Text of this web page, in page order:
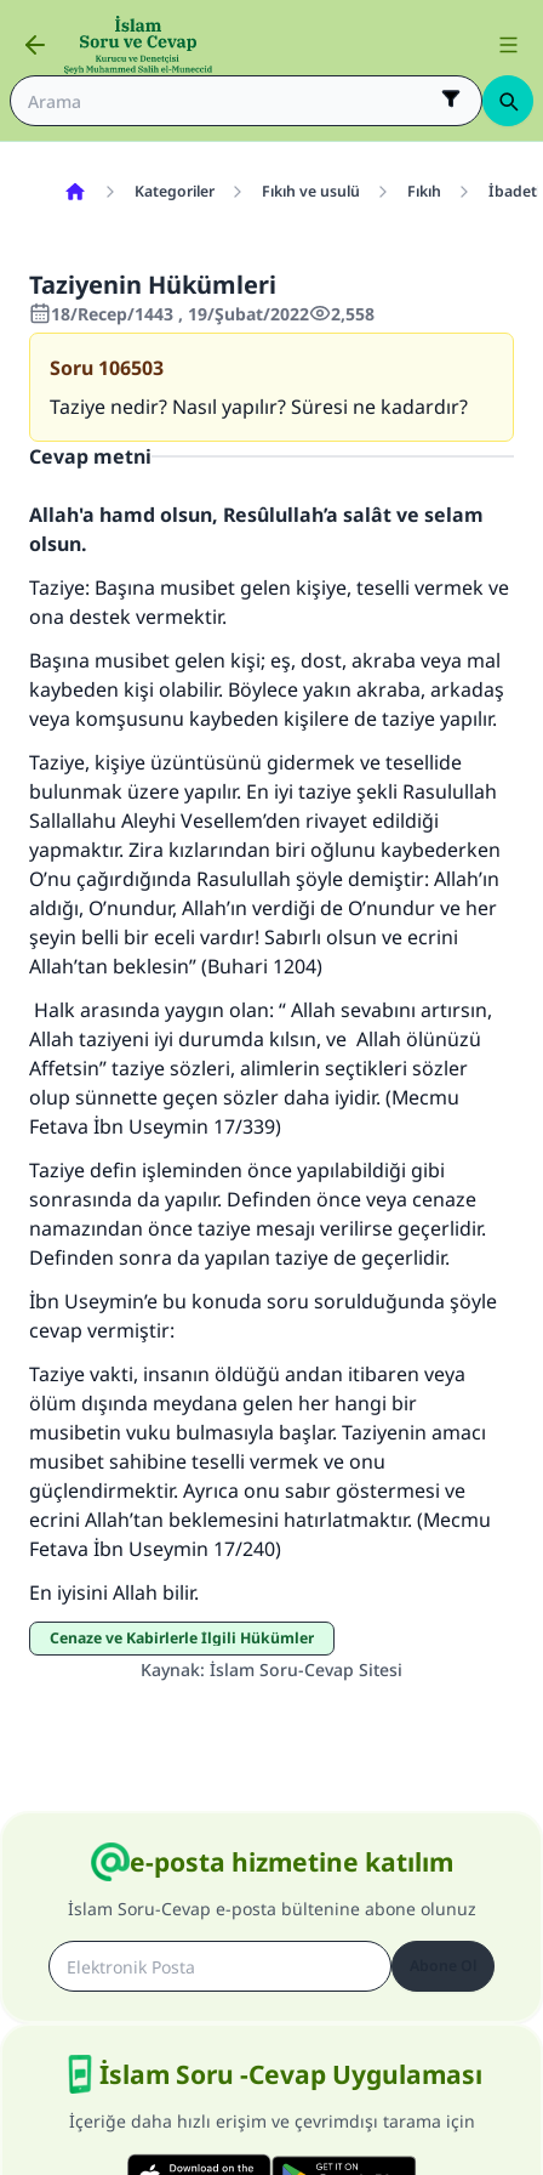
Kategoriler Fıkıh ve usulü Fıkıh
Taziyenin Hükümleri
18/Recep/1443 , 19/Şubat/2022 2,558
Soru 106503
Taziye nedir? Nasıl yapılır? Süresi ne kadardır?
Cevap metni
Allah'a hamd olsun, Resûlullah’a salât ve selam
olsun.
Taziye: Başına musibet gelen kişiye, teselli vermek ve
ona destek vermektir.
Başına musibet gelen kişi; eş, dost, akraba veya mal
kaybeden kişi olabilir. Böylece yakın akraba, arkadaş
veya komşusunu kaybeden kişilere de taziye yapılır.
Taziye, kişiye üzüntüsünü gidermek ve tesellide
bulunmak üzere yapılır. En iyi taziye şekli Rasulullah
Sallallahu Aleyhi Vesellem’den rivayet edildiği
yapmaktır. Zira kızlarından biri oğlunu kaybederken
O’nu çağırdığında Rasulullah şöyle demiştir: Allah’ın
aldığı, O’nundur, Allah’ın verdiği de O’nundur ve her
şeyin belli bir eceli vardır! Sabırlı olsun ve ecrini
Allah’tan beklesin”(Buhari 1204)
Halk arasında yaygın olan: “ Allah sevabını artırsın,
Allah taziyeni iyi durumda kılsın, ve Allah ölünüzü
Affetsin” taziye sözleri, alimlerin seçtikleri sözler
olup sünnette geçen sözler daha iyidir. (Mecmu
Fetava İbn Useymin 17/339)
Taziye defin işleminden önce yapılabildiği gibi
sonrasında da yapılır. Definden önce veya cenaze
namazından önce taziye mesajı verilirse geçerlidir.
Definden sonra da yapılan taziye de geçerlidir.
İbn Useymin’e bu konuda soru sorulduğunda şöyle
cevap vermiştir:
Taziye vakti, insanın öldüğü andan itibaren veya
ölüm dışında meydana gelen her hangi bir
musibetin vuku bulmasıyla başlar. Taziyenin amacı
musibet sahibine teselli vermek ve onu
güçlendirmektir. Ayrıca onu sabır göstermesi ve
ecrini Allah’tan beklemesini hatırlatmaktır. (Mecmu
Fetava İbn Useymin 17/240)
En iyisini Allah bilir.
Cenaze ve Kabirlerle İlgili Hükümler
Kaynak: İslam Soru-Cevap Sitesi
e-posta hizmetine katılım
İslam Soru-Cevap e-posta bültenine abone olunuz
İslam Soru -Cevap Uygulaması
İçeriğe daha hızlı erişim ve çevrimdışı tarama için
110845 Nolu Cevap, bir evliliği
kurtardı.
Ümmete cevapları ulaştırmak için bizi destekle
Rasulullah ﷺ şöyle dedi:
Her kim bir hayra yol gösterirse , hayrı yapan
kişinin sevabı kadar ona sevap yazılır.
(MUSLIM 1893)
Şimdi katkı yapın!